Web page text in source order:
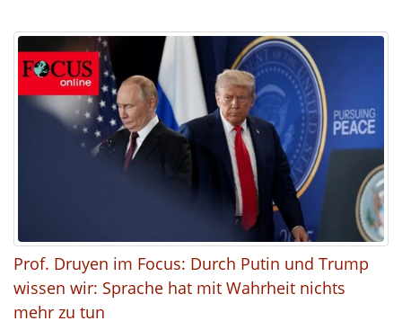
collective
Prof. Druyen im Focus: Durch Putin und Trump
wissen wir: Sprache hat mit Wahrheit nichts
mehr zu tun